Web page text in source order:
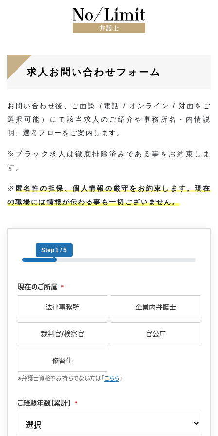
求人お問い合わせフォーム
お問い合わせ後、ご面談（電話 / オンライン / 対面をご
選択可能）にて該当求人のご紹介や事務所名・内情説
明、選考フローをご案内します。
※ブラック求人は徹底排除済みである事をお約束しま
す。
※ 匿名性の担保、個人情報の厳守をお約束します。現在
の職場には情報が伝わる事も一切ございません。
Step 1 / 5
現在のご所属 *
法律事務所 企業内弁護士
裁判官/検察官 官公庁
修習生
※弁護士資格をお持ちでない方は「 こちら 」
ご経験年数【累計】 *